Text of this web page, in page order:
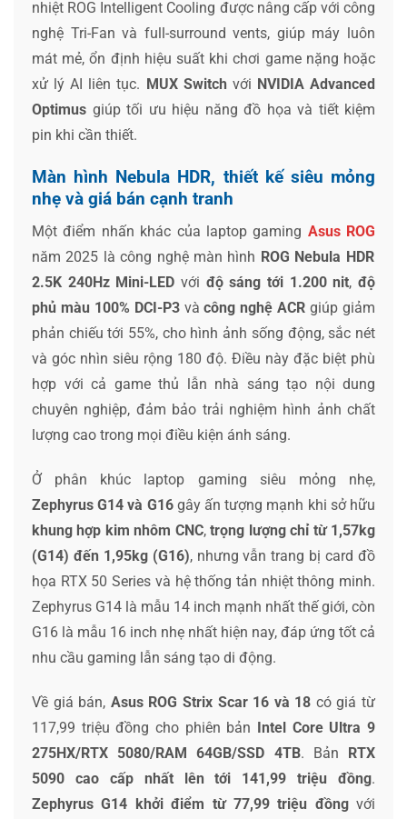
nhiệt ROG Intelligent Cooling được nâng cấp với công
nghệ Tri-Fan và full-surround vents, giúp máy luôn
mát mẻ, ổn định hiệu suất khi chơi game nặng hoặc
xử lý AI liên tục. MUX Switch với NVIDIA Advanced
Optimus giúp tối ưu hiệu năng đồ họa và tiết kiệm
pin khi cần thiết.
Màn hình Nebula HDR, thiết kế siêu mỏng
nhẹ và giá bán cạnh tranh
Một điểm nhấn khác của laptop gaming Asus ROG
năm 2025 là công nghệ màn hình ROG Nebula HDR
2.5K 240Hz Mini-LED với độ sáng tới 1.200 nit,độ
phủ màu 100% DCI-P3vàcông nghệ ACR giúp giảm
phản chiếu tới 55%, cho hình ảnh sống động, sắc nét
và góc nhìn siêu rộng 180 độ. Điều này đặc biệt phù
hợp với cả game thủ lẫn nhà sáng tạo nội dung
chuyên nghiệp, đảm bảo trải nghiệm hình ảnh chất
lượng cao trong mọi điều kiện ánh sáng.
Ở phân khúc laptop gaming siêu mỏng nhẹ,
Zephyrus G14 và G16gây ấn tượng mạnh khi sở hữu
khung hợp kim nhôm CNC,trọng lượng chỉ từ 1,57kg
(G14) đến 1,95kg (G16), nhưng vẫn trang bị card đồ
họa RTX 50 Series và hệ thống tản nhiệt thông minh.
Zephyrus G14 là mẫu 14 inch mạnh nhất thế giới, còn
G16 là mẫu 16 inch nhẹ nhất hiện nay, đáp ứng tốt cả
nhu cầu gaming lẫn sáng tạo di động.
Về giá bán, Asus ROG Strix Scar 16 và 18 có giá từ
117,99 triệu đồng cho phiên bản Intel Core Ultra 9
275HX/RTX 5080/RAM 64GB/SSD 4TB. Bản RTX
5090 cao cấp nhất lên tới 141,99 triệu đồng.
Zephyrus G14 khởi điểm từ 77,99 triệu đồngvới